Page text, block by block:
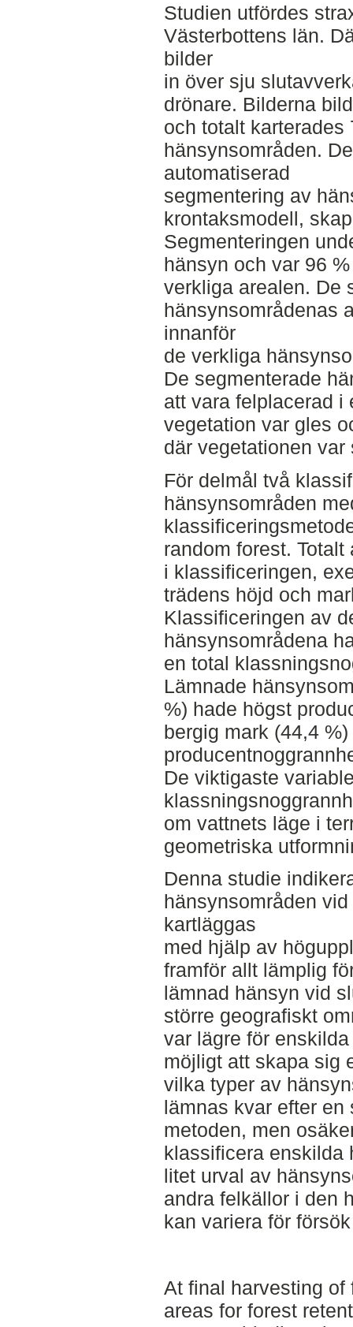
Studien utfördes
Västerbottens län.
bilder
in över sju
drönare. Bilderna
och totalt karterades
hänsynsområden.
automatiserad
segmentering av
krontaksmodell,
Segmenteringen
hänsyn och var 96
verkliga arealen. De
hänsynsområdenas
innanför
de verkliga
De segmenterade
att vara felplacerad i
vegetation var gles
där vegetationen var
För delmål två
hänsynsområden
random forest.
i klassificeringen,
trädens höjd och
Klassificeringen av
hänsynsområdena
en total
Lämnade
%) hade högst
bergig mark (44,4
De viktigaste
om vattnets läge i
geometriska
Denna studie
hänsynsområden
kartläggas
med hjälp av
framför allt lämplig
lämnad hänsyn vid
större geografiskt
var lägre för
möjligt att skapa sig
vilka typer av
lämnas kvar efter
metoden, men
klassificera enskilda
litet urval av
andra felkällor i den
kan variera för
At final harvesting
areas for forest